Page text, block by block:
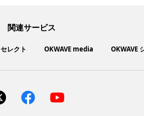
関連サービス
レクト OKWAVE media OKWAVE
ト
い物サイト
ス